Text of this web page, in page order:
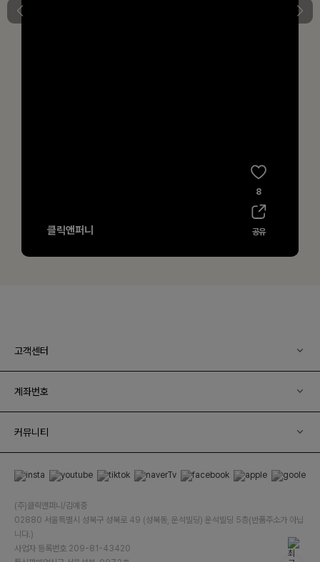
고객센터
계좌번호
커뮤니티
(주)클릭앤퍼니/김예중
02880 서울특별시 성북구 성북로 49 (성북동, 운석빌딩) 운석빌딩 5층(반품주소가 아닙
니다.)
사업자 등록번호 209-81-43420